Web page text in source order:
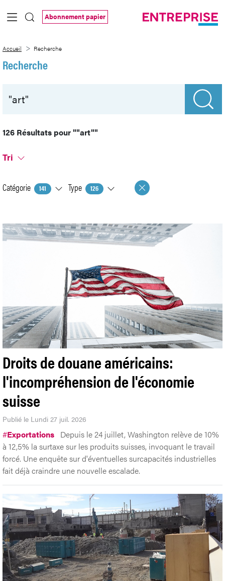
Saut au contenu principal
Abonnement papier
Accueil Recherche
Recherche
126 Résultats pour""art""
Tri
Catégorie 141 Type 126
Droits de douane américains:
l'incompréhension de l'économie
suisse
Publié le Lundi 27 juil. 2026
#Exportations Depuis le 24 juillet, Washington relève de 10%
à 12,5% la surtaxe sur les produits suisses, invoquant le travail
forcé. Une enquête sur d'éventuelles surcapacités industrielles
fait déjà craindre une nouvelle escalade.